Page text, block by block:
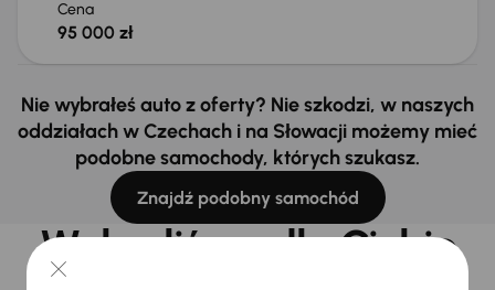
Cena
95 000 zł
Nie wybrałeś auto z oferty? Nie szkodzi, w naszych
oddziałach w Czechach i na Słowacji możemy mieć
podobne samochody, których szukasz.
Znajdź podobny samochód
Wybraliśmy dla Ciebie
Wybieramy dla Ciebie